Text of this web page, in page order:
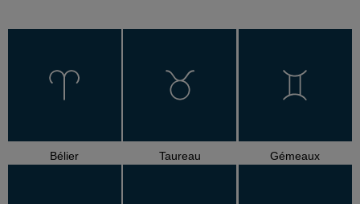
Bélier Taureau Gémeaux